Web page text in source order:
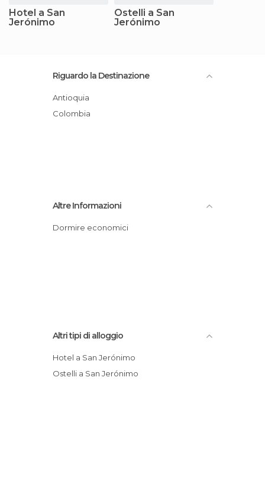
Hotel a San
Jerónimo
Ostelli a San
Jerónimo
Riguardo la Destinazione
Antioquia
Colombia
Altre Informazioni
Dormire economici
Altri tipi di alloggio
Hotel a San Jerónimo
Ostelli a San Jerónimo